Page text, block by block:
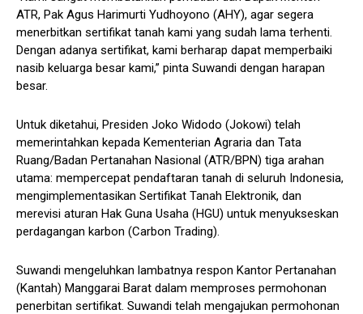
ATR, Pak Agus Harimurti Yudhoyono (AHY), agar segera
menerbitkan sertifikat tanah kami yang sudah lama terhenti.
Dengan adanya sertifikat, kami berharap dapat memperbaiki
nasib keluarga besar kami,” pinta Suwandi dengan harapan
besar.
Untuk diketahui, Presiden Joko Widodo (Jokowi) telah
memerintahkan kepada Kementerian Agraria dan Tata
Ruang/Badan Pertanahan Nasional (ATR/BPN) tiga arahan
utama: mempercepat pendaftaran tanah di seluruh Indonesia,
mengimplementasikan Sertifikat Tanah Elektronik, dan
merevisi aturan Hak Guna Usaha (HGU) untuk menyukseskan
perdagangan karbon (Carbon Trading).
Suwandi mengeluhkan lambatnya respon Kantor Pertanahan
(Kantah) Manggarai Barat dalam memproses permohonan
penerbitan sertifikat. Suwandi telah mengajukan permohonan